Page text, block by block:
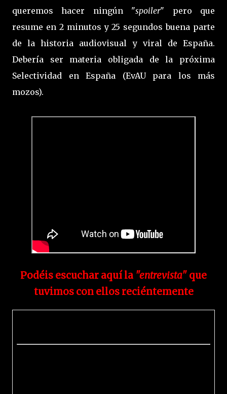
queremos hacer ningún "spoiler" pero que
resume en 2 minutos y 25 segundos buena parte
de la historia audiovisual y viral de España.
Debería ser materia obligada de la próxima
Selectividad en España (EvAU para los más
mozos).
Podéis escuchar aquí la "entrevista" que
tuvimos con ellos reciéntemente